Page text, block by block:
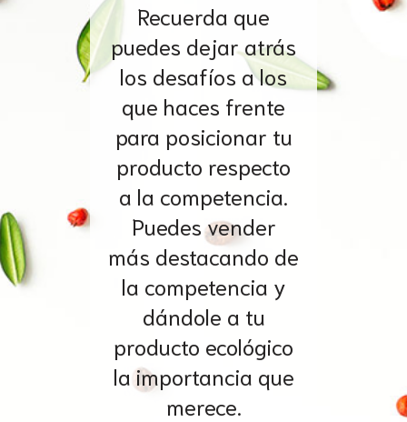
Recuerda que
puedes dejar atrás
los desafíos a los
que haces frente
para posicionar tu
producto respecto
a la competencia.
Puedes vender
más destacando de
la competencia y
dándole a tu
producto ecológico
la importancia que
merece.